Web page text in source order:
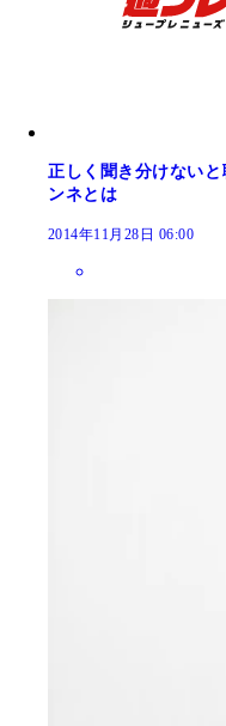
正しく聞き分けない
ンネとは
2014年11月28日 06:00